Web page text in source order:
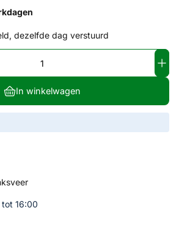
dezelfde dag verstuurd
In winkelwagen
tot 16:00